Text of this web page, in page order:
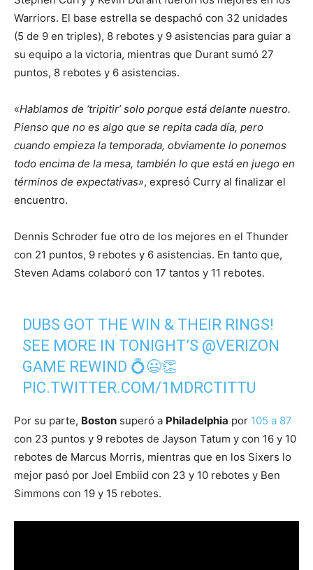
Warriors. El base estrella se despachó con 32 unidades
(5 de 9 en triples), 8 rebotes y 9 asistencias para guiar a
su equipo a la victoria, mientras que Durant sumó 27
puntos, 8 rebotes y 6 asistencias.
«Hablamos de ‘tripitir’ solo porque está delante nuestro.
Pienso que no es algo que se repita cada día, pero
cuando empieza la temporada, obviamente lo ponemos
todo encima de la mesa, también lo que está en juego en
términos de expectativas», expresó Curry al finalizar el
encuentro.
Dennis Schroder fue otro de los mejores en el Thunder
con 21 puntos, 9 rebotes y 6 asistencias. En tanto que,
Steven Adams colaboró con 17 tantos y 11 rebotes.
DUBS GOT THE WIN & THEIR RINGS!
SEE MORE IN TONIGHT’S @VERIZON
GAME REWIND 💍😃👏
PIC.TWITTER.COM/1MDRCTITTU
— GOLDEN STATE WARRIORS
(@WARRIORS)17 DE OCTUBRE DE
2018
Por su parte, Boston superó a Philadelphia por 105 a 87
con 23 puntos y 9 rebotes de Jayson Tatum y con 16 y 10
rebotes de Marcus Morris, mientras que en los Sixers lo
mejor pasó por Joel Embiid con 23 y 10 rebotes y Ben
Simmons con 19 y 15 rebotes.